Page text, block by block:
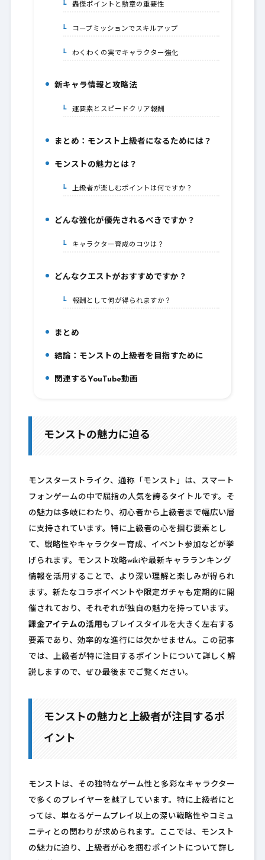
2-2.轟傑ポイントと勲章の重要性
2-3.コープミッションでスキルアップ
2-4.わくわくの実でキャラクター強化
3.新キャラ情報と攻略法
3-1.運要素とスピードクリア報酬
まとめ：モンスト上級者になるためには？
モンストの魅力とは？
5-1.上級者が楽しむポイントは何ですか？
どんな強化が優先されるべきですか？
6-1.キャラクター育成のコツは？
どんなクエストがおすすめですか？
7-1.報酬として何が得られますか？
まとめ
9.結論：モンストの上級者を目指すために
10.関連するYouTube動画
モンストの魅力に迫る
モンスターストライク、通称「モンスト」は、スマート
フォンゲームの中で屈指の人気を誇るタイトルです。そ
の魅力は多岐にわたり、初心者から上級者まで幅広い層
に支持されています。特に上級者の心を掴む要素とし
て、戦略性やキャラクター育成、イベント参加などが挙
げられます。モンスト攻略wikiや最新キャラランキング
情報を活用することで、より深い理解と楽しみが得られ
ます。新たなコラボイベントや限定ガチャも定期的に開
催されており、それぞれが独自の魅力を持っています。
課金アイテムの活用 もプレイスタイルを大きく左右する
要素であり、効率的な進行には欠かせません。この記事
では、上級者が特に注目するポイントについて詳しく解
説しますので、ぜひ最後までご覧ください。
モンストの魅力と上級者が注目するポ
イント
モンストは、その独特なゲーム性と多彩なキャラクター
で多くのプレイヤーを魅了しています。特に上級者にと
っては、単なるゲームプレイ以上の深い戦略性やコミュ
ニティとの関わりが求められます。ここでは、モンスト
の魅力に迫り、上級者が心を掴むポイントについて詳し